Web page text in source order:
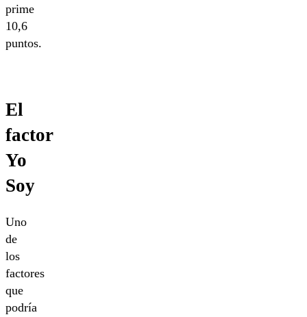
prime
10,6
puntos.
El
factor
Yo
Soy
Uno
de
los
factores
que
podría